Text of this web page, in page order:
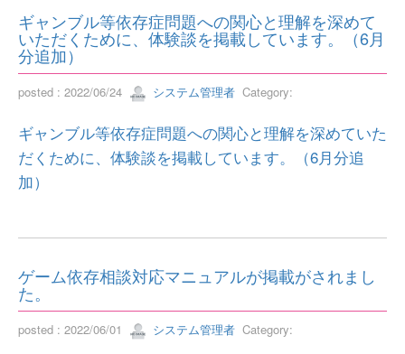
ギャンブル等依存症問題への関心と理解を深めて
いただくために、体験談を掲載しています。（6月
分追加）
posted : 2022/06/24 システム管理者 Category:
ギャンブル等依存症問題への関心と理解を深めていた
だくために、体験談を掲載しています。（6月分追
加）
ゲーム依存相談対応マニュアルが掲載がされまし
た。
posted : 2022/06/01 システム管理者 Category: